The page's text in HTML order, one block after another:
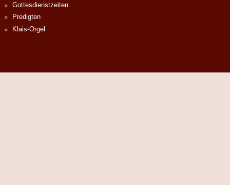
Gottesdienstzeiten
Predigten
Klais-Orgel